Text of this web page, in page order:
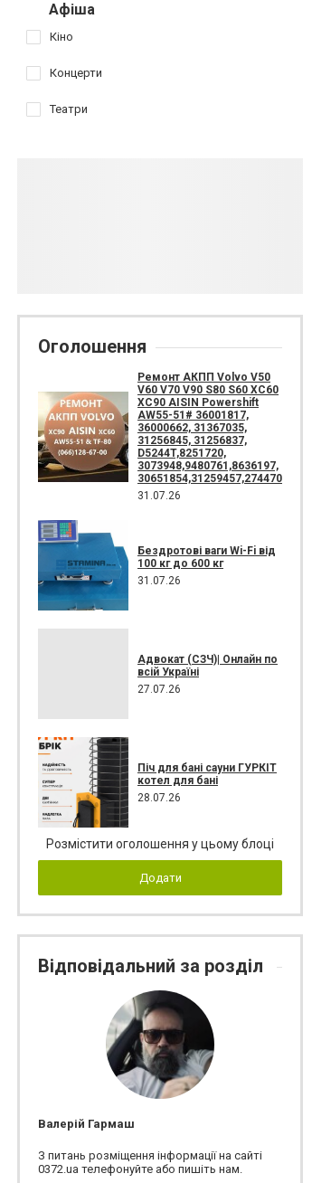
Афіша
Кіно
Концерти
Театри
Оголошення
Ремонт АКПП Volvo V50
V60 V70 V90 S80 S60 XC60
XC90 AISIN Powershift
AW55-51# 36001817,
36000662, 31367035,
31256845, 31256837,
D5244T,8251720,
3073948,9480761,8636197,
30651854,31259457,274470
31.07.26
Бездротові ваги Wi-Fi від
100 кг до 600 кг
31.07.26
Адвокат (СЗЧ)| Онлайн по
всій Україні
27.07.26
Піч для бані сауни ГУРКІТ
котел для бані
28.07.26
Розмістити оголошення у цьому блоці
Додати
Відповідальний за розділ
Валерій Гармаш
З питань розміщення інформації на сайті
0372.ua телефонуйте або пишіть нам.